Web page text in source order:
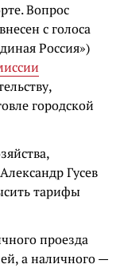
Вопрос
с голоса
Россия»)
городской
Гусев
тарифы
проезда
а наличного —